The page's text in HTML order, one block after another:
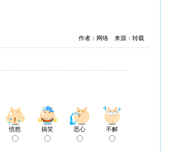
作者：网络 来源：转载
愤怒 搞笑 恶心 不解